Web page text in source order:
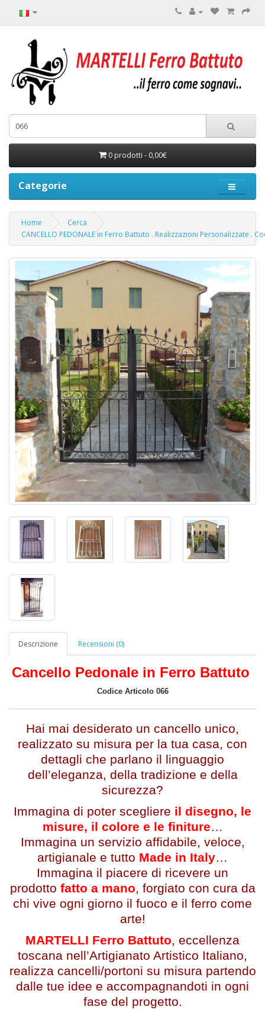
0 prodotti - 0,00€
Categorie
Home
Cerca
CANCELLO PEDONALE in Ferro Battuto . Realizzazioni Personalizzate .
Descrizione Recensioni (0)
Cancello Pedonale in Ferro Battuto
Codice Articolo 066
Hai mai desiderato un cancello unico,
realizzato su misura per la tua casa, con
dettagli che parlano il linguaggio
dell’eleganza, della tradizione e della
sicurezza?
Immagina di poter scegliere il disegno, le
misure, il colore e le finiture…
Immagina un servizio affidabile, veloce,
artigianale e tutto Made in Italy…
Immagina il piacere di ricevere un
prodotto fatto a mano, forgiato con cura da
chi vive ogni giorno il fuoco e il ferro come
arte!
MARTELLI Ferro Battuto, eccellenza
toscana nell’Artigianato Artistico Italiano,
realizza cancelli/portoni su misura partendo
dalle tue idee e accompagnandoti in ogni
fase del progetto.